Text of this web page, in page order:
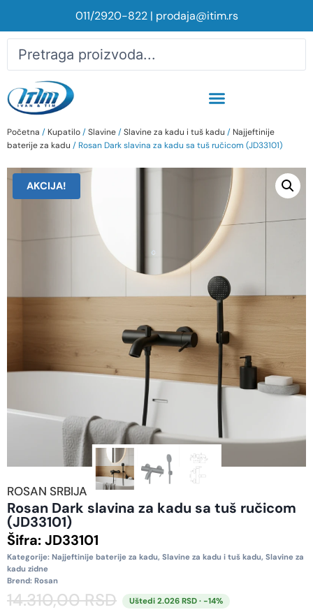
011/2920-822| prodaja@itim.rs
Početna / Kupatilo/Slavine/Slavine za kadu i tuš kadu / Najjeftinije
baterije za kadu / Rosan Dark slavina za kadu sa tuš ručicom (JD33101)
AKCIJA!
ROSAN SRBIJA
Rosan Dark slavina za kadu sa tuš ručicom
(JD33101)
Šifra:JD33101
Kategorije: Najjeftinije baterije za kadu, Slavine za kadu i tuš kadu, Slavine za
kadu zidne
Brend: Rosan
14.310,00RSD Uštedi 2.026 RSD · -14%